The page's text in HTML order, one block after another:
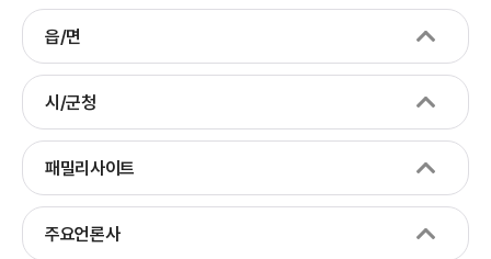
읍/면
시/군청
패밀리사이트
주요언론사